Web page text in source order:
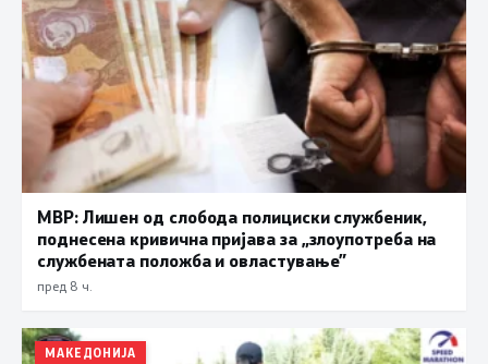
МВР: Лишен од слобода полициски службеник,
поднесена кривична пријава за „злоупотреба на
службената положба и овластување”
пред 8 ч.
МАКЕДОНИЈА